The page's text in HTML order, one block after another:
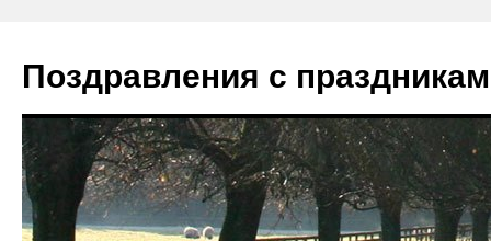
содержимому
Поздравления с